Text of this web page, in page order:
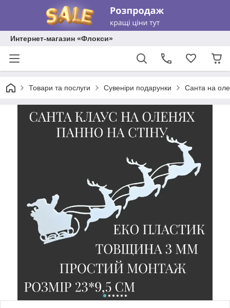
Интернет-магазин «Флокси»
Товари та послуги Сувеніри подарунки Санта на